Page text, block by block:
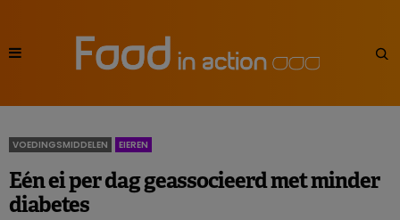
VOEDINGSMIDDELEN EIEREN
Eén ei per dag geassocieerd met minder
diabetes